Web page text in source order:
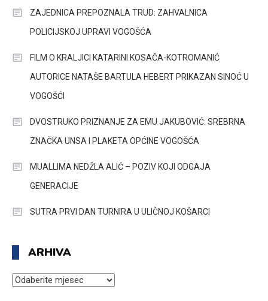
ZAJEDNICA PREPOZNALA TRUD: ZAHVALNICA
POLICIJSKOJ UPRAVI VOGOŠĆA
FILM O KRALJICI KATARINI KOSAČA-KOTROMANIĆ
AUTORICE NATAŠE BARTULA HEBERT PRIKAZAN SINOĆ U
VOGOŠĆI
DVOSTRUKO PRIZNANJE ZA EMU JAKUBOVIĆ: SREBRNA
ZNAČKA UNSA I PLAKETA OPĆINE VOGOŠĆA
MUALLIMA NEDŽLA ALIĆ – POZIV KOJI ODGAJA
GENERACIJE
SUTRA PRVI DAN TURNIRA U ULIČNOJ KOŠARCI
ARHIVA
ARHIVA